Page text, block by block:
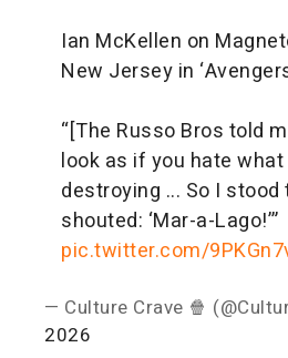
Ian McKellen on
New Jersey in
“[The Russo Bros told
look as if you hate what
destroying ... So I stood
shouted: ‘Mar-a-Lago!’”
pic.twitter.com/
— Culture Crave 🍿
2026